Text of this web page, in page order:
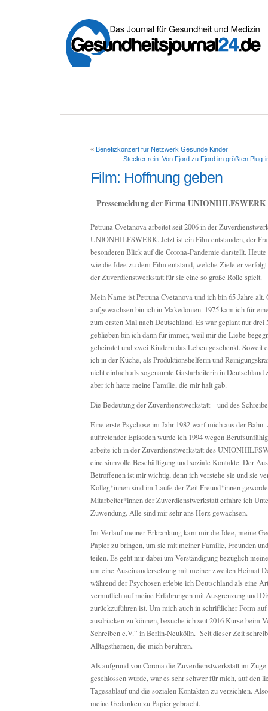
« Benefizkonzert für Netzwerk Gesunde Kinder
Stecker rein: Von Fjord zu Fjord im größten Plug-
Film: Hoffnung geben
Pressemeldung der Firma UNIONHILFSWERK
Petruna Cvetanova arbeitet seit 2006 in der
UNIONHILFSWERK. Jetzt ist ein Film entstanden, der
besonderen Blick auf die Corona-Pandemie darstellt.
wie die Idee zu dem Film entstand, welche Ziele er
der Zuverdienstwerkstatt für sie eine so große Rolle spielt.
Mein Name ist Petruna Cvetanova und ich bin 65 Jahre alt.
aufgewachsen bin ich in Makedonien. 1975 kam ich für
zum ersten Mal nach Deutschland. Es war geplant nur drei
geblieben bin ich dann für immer, weil mir die Liebe
geheiratet und zwei Kindern das Leben geschenkt. Soweit
ich in der Küche, als Produktionshelferin und
nicht einfach als sogenannte Gastarbeiterin in Deutschland
aber ich hatte meine Familie, die mir halt gab.
Die Bedeutung der Zuverdienstwerkstatt – und des
Eine erste Psychose im Jahr 1982 warf mich aus der
auftretender Episoden wurde ich 1994 wegen
arbeite ich in der Zuverdienstwerkstatt des
eine sinnvolle Beschäftigung und soziale Kontakte. Der
Betroffenen ist mir wichtig, denn ich verstehe sie und sie
Kolleg*innen sind im Laufe der Zeit Freund*innen
Mitarbeiter*innen der Zuverdienstwerkstatt erfahre ich
Zuwendung. Alle sind mir sehr ans Herz gewachsen.
Im Verlauf meiner Erkrankung kam mir die Idee, meine
Papier zu bringen, um sie mit meiner Familie, Freunden
teilen. Es geht mir dabei um Verständigung bezüglich
um eine Auseinandersetzung mit meiner zweiten Heimat
während der Psychosen erlebte ich Deutschland als eine
vermutlich auf meine Erfahrungen mit Ausgrenzung und
zurückzuführen ist. Um mich auch in schriftlicher Form
ausdrücken zu können, besuche ich seit 2016 Kurse beim
Schreiben e.V.” in Berlin-Neukölln. Seit dieser Zeit
Alltagsthemen, die mich berühren.
Als aufgrund von Corona die Zuverdienstwerkstatt im
geschlossen wurde, war es sehr schwer für mich, auf den
Tagesablauf und die sozialen Kontakten zu verzichten.
meine Gedanken zu Papier gebracht.